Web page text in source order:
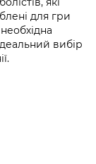
для гри
вибір